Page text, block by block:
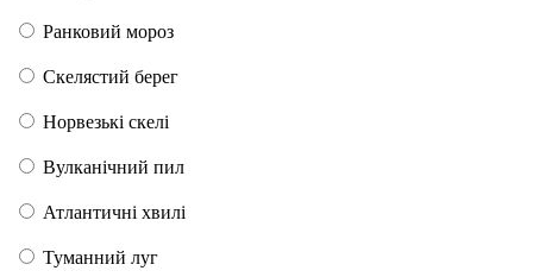
Ранковий мороз
Скелястий берег
Норвезькі скелі
Вулканічний пил
Атлантичні хвилі
Туманний луг